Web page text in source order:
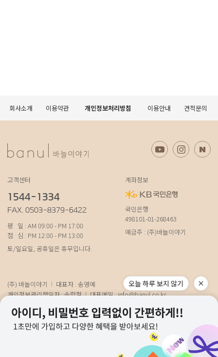
회사소개 이용약관 개인정보처리방침 이용안내 견적문의
고객센터
1544-1334
FAX. 0503-8379-6422
평 일 : AM 09:00 - PM 17:00
점 심 : PM 12:00 - PM 13:00
토/일요일, 공휴일은 휴무입니다.
계좌정보
국민은행
498101-01-268463
예금주 : (주)바늘이야기
(주) 바늘이야기
대표자 : 송영예
개인정보관리책임자 : 송학철
대표메일 :info@banul.co.kr
대문구 연희로11가길 15 (물류) 경기도 파주시 성동로 19-17
사업자번호 : 674-88-00100[사업자정보확인]
오늘 하루 보지 않기